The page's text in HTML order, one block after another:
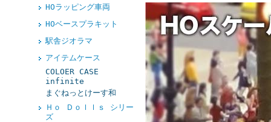
HOラッピング車両
HOベースプラキット
駅舎ジオラマ
アイテムケース
COLOER CASE
infinite
まぐねっとけーす和
Ｈｏ Ｄｏｌｌｓ シリー
ズ